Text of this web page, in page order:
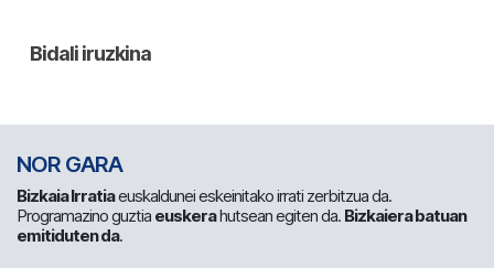
NOR GARA
Bizkaia Irratiaeuskaldunei eskeinitako irrati zerbitzua da.
Programazino guztia euskerahutsean egiten da. Bizkaiera batuan
emitiduten da.